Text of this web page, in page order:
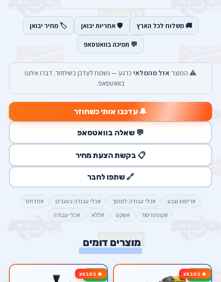
🚚 משלוח לכל הארץ 🛡️ אחריות יבואן 🏷️ מחיר יבואן
💬 תמיכה בוואטסאפ
⚠️ המוצר אזל מהמלאי כרגע — נשמח לעדכן כשיחזור. דברו איתנו
בוואטסאפ.
🔔 עדכנו אותי כשחוזר
💬 שאלה בוואטסאפ
📋 בקשת הצעת מחיר
🔗 שתפו לחבר
#ריסוס וצבע #כלי עבודה למוסך #כלי עבודה נטענים
#מדחס
#קומפרסור
#שקט #ללא #כלי עבודה
מוצרים דומים
🔥 במבצע-17% 🔥 במבצע-44%